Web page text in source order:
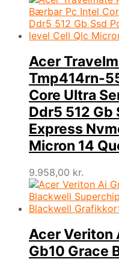
Acer
Tmp414rn-
Core Ultra
Ddr5 512 Gb
Express
Micron 14
9.958,00 kr.
Acer Veriton
Gb10 Grace